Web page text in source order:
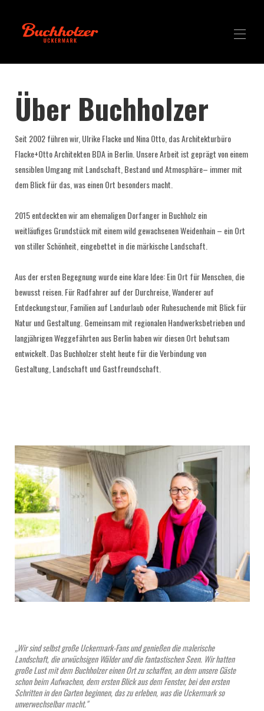
Studios
Alles buchen
mehr▾
Über Buchholzer
Seit 2002 führen wir, Ulrike Flacke und Nina Otto, das Architekturbüro
Flacke+Otto Architekten BDA in Berlin. Unsere Arbeit ist geprägt von einem
sensiblen Umgang mit Landschaft, Bestand und Atmosphäre– immer mit
dem Blick für das, was einen Ort besonders macht.
2015 entdeckten wir am ehemaligen Dorfanger in Buchholz ein
weitläufiges Grundstück mit einem wild gewachsenen Weidenhain – ein Ort
von stiller Schönheit, eingebettet in die märkische Landschaft.
Aus der ersten Begegnung wurde eine klare Idee: Ein Ort für Menschen, die
bewusst reisen. Für Radfahrer auf der Durchreise, Wanderer auf
Entdeckungstour, Familien auf Landurlaub oder Ruhesuchende mit Blick für
Natur und Gestaltung. Gemeinsam mit regionalen Handwerksbetrieben und
langjährigen Weggefährten aus Berlin haben wir diesen Ort behutsam
entwickelt. Das Buchholzer steht heute für die Verbindung von
Gestaltung, Landschaft und Gastfreundschaft.
„Wir sind selbst große Uckermark-Fans und genießen die malerische
Landschaft, die urwüchsigen Wälder und die fantastischen Seen. Wir hatten
große Lust mit dem Buchholzer einen Ort zu schaffen, an dem unsere Gäste
schon beim Aufwachen, dem ersten Blick aus dem Fenster, bei den ersten
Schritten in den Garten beginnen, das zu erleben, was die Uckermark so
unverwechselbar macht."